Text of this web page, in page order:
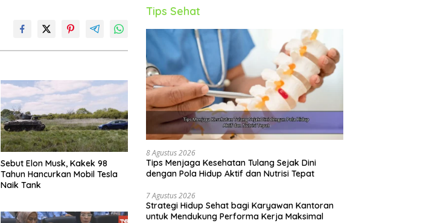
Sebut Elon Musk, Kakek 98
Tahun Hancurkan Mobil Tesla
Naik Tank
Tips Sehat
8 Agustus 2026
Tips Menjaga Kesehatan Tulang Sejak Dini
dengan Pola Hidup Aktif dan Nutrisi Tepat
7 Agustus 2026
Strategi Hidup Sehat bagi Karyawan Kantoran
untuk Mendukung Performa Kerja Maksimal